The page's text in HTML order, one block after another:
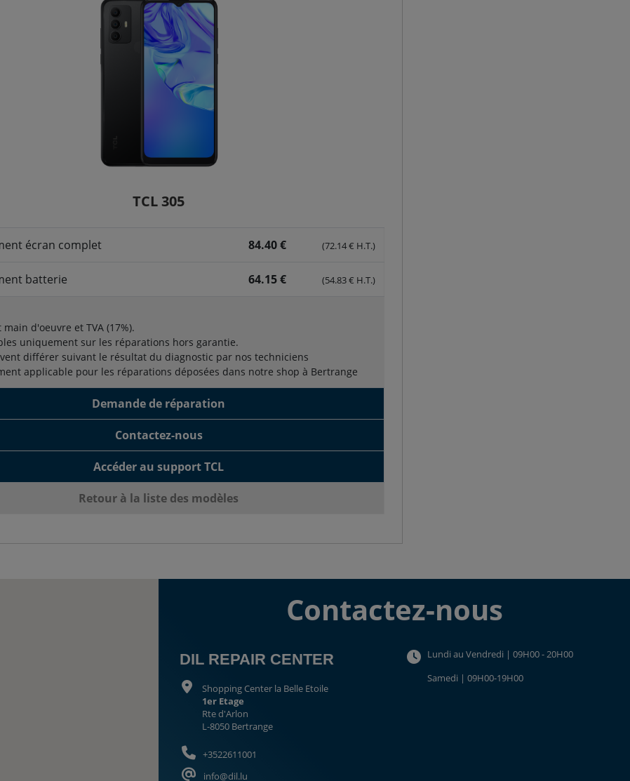
TCL 305
écran complet 84.40 € (72.14 € H.T.)
batterie 64.15 € (54.83 € H.T.)
d'oeuvre et TVA (17%).
uniquement sur les réparations hors garantie.
différer suivant le résultat du diagnostic par nos techniciens
applicable pour les réparations déposées dans notre shop à Bertrange
Demande de réparation
Contactez-nous
Accéder au support TCL
Retour à la liste des modèles
Contactez-nous
DIL REPAIR CENTER
Shopping Center la Belle Etoile
1er Etage
Rte d'Arlon
L-8050 Bertrange
+3522611001
info@dil.lu
Lundi au Vendredi | 09H00 - 20H00
Samedi | 09H00-19H00